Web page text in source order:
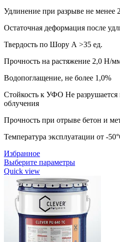
Удлинение при разрыве не менее
Остаточная деформация после
Твердость по Шору А >35 ед.
Прочность на растяжение 2,0 Н/
Водопоглащение, не более 1,0%
Стойкость к УФО Не
облучения
Прочность при отрыве бетон и
Температура эксплуатации от -
Избранное
Выберите параметры
Quick view